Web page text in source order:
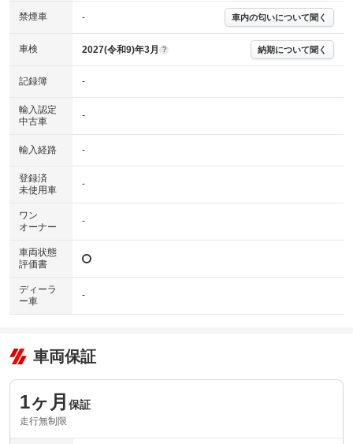
下さい。
および表示項目が異なる場合がございます。
※グー鑑定の評価はあくまでも記載している鑑定日の鑑定結果となりま
禁煙車 - 車内の匂いについて聞く
車検 2027(令和9)年3月 ? 納期について聞く
記録簿 -
輸入認定
中古車
-
輸入経路 -
登録済
未使用車
-
ワン
オーナー
-
車両状態
評価書
ディーラ
ー車
-
車両保証
1ヶ月 保証
走行無制限